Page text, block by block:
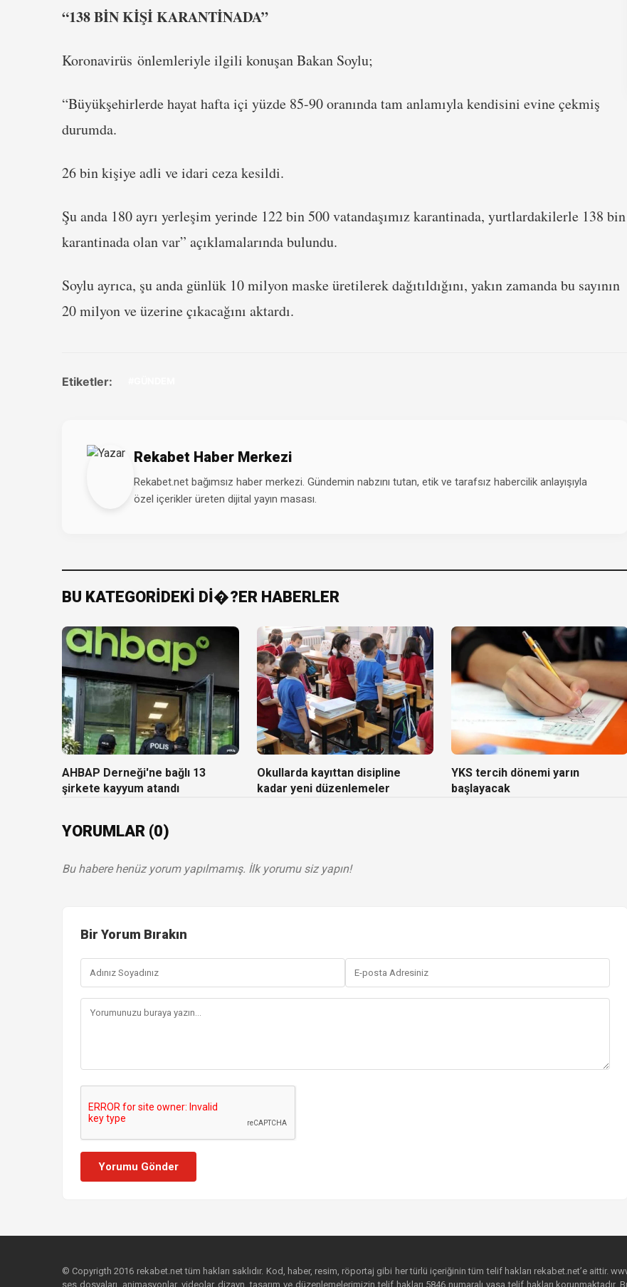
“138 BİN KİŞİ KARANTİNADA”
Koronavirüs önlemleriyle ilgili konuşan Bakan Soylu;
“Büyükşehirlerde hayat hafta içi yüzde 85-90 oranında tam anlamıyla kendisini evine çekmiş
durumda.
26 bin kişiye adli ve idari ceza kesildi.
Şu anda 180 ayrı yerleşim yerinde 122 bin 500 vatandaşımız karantinada, yurtlardakilerle 138 bin
karantinada olan var” açıklamalarında bulundu.
Soylu ayrıca, şu anda günlük 10 milyon maske üretilerek dağıtıldığını, yakın zamanda bu sayının
20 milyon ve üzerine çıkacağını aktardı.
Etiketler:
Rekabet Haber Merkezi
Rekabet.net bağımsız haber merkezi. Gündemin nabzını tutan, etik ve tarafsız habercilik anlayışıyla
özel içerikler üreten dijital yayın masası.
BU KATEGORİDEKİ Dİ�?ER HABERLER
AHBAP Derneği'ne bağlı 13
şirkete kayyum atandı
Okullarda kayıttan disipline
kadar yeni düzenlemeler
YKS tercih dönemi yarın
başlayacak
YORUMLAR (0)
Bu habere henüz yorum yapılmamış. İlk yorumu siz yapın!
Bir Yorum Bırakın
Yorumu Gönder
© Copyrigth 2016 rekabet.net tüm hakları saklıdır. Kod, haber, resim, röportaj gibi her türlü içeriğinin tüm telif hakları rekabet.net’e aittir.
ses dosyaları, animasyonlar, videolar, dizayn, tasarım ve düzenlemelerimizin telif hakları 5846 numaralı yasa telif hakları korunmaktadır.